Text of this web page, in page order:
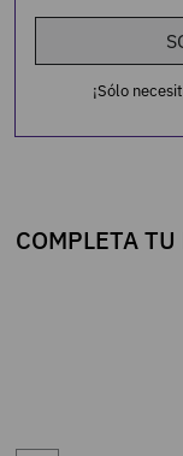
¡Sólo
COMPLETA TU